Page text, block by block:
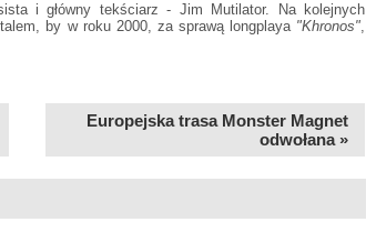
i główny tekściarz - Jim Mutilator. Na kolejnych
by w roku 2000, za sprawą longplaya "Khronos",
Europejska trasa Monster Magnet
odwołana »